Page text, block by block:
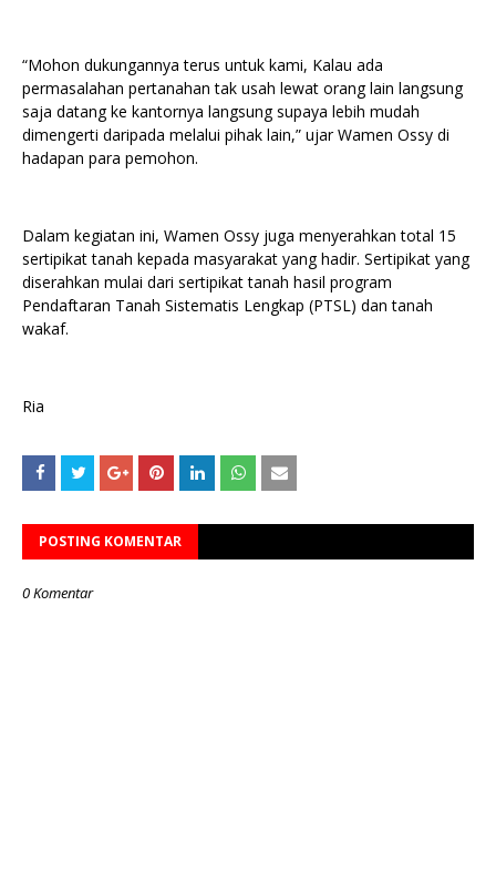
“Mohon dukungannya terus untuk kami, Kalau ada
permasalahan pertanahan tak usah lewat orang lain langsung
saja datang ke kantornya langsung supaya lebih mudah
dimengerti daripada melalui pihak lain,” ujar Wamen Ossy di
hadapan para pemohon.
Dalam kegiatan ini, Wamen Ossy juga menyerahkan total 15
sertipikat tanah kepada masyarakat yang hadir. Sertipikat yang
diserahkan mulai dari sertipikat tanah hasil program
Pendaftaran Tanah Sistematis Lengkap (PTSL) dan tanah
wakaf.
Ria
POSTING KOMENTAR
0 Komentar